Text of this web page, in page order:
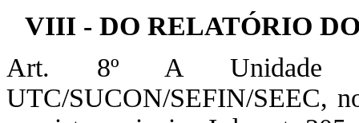
VIII - DO RELATÓRIO
Art. 8º A Unidade
UTC/SUCON/SEFIN/SEEC,